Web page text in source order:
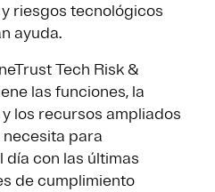
riesgos tecnológicos
ayuda.
Tech Risk &
las funciones, la
los recursos ampliados
para
día con las últimas
de cumplimiento